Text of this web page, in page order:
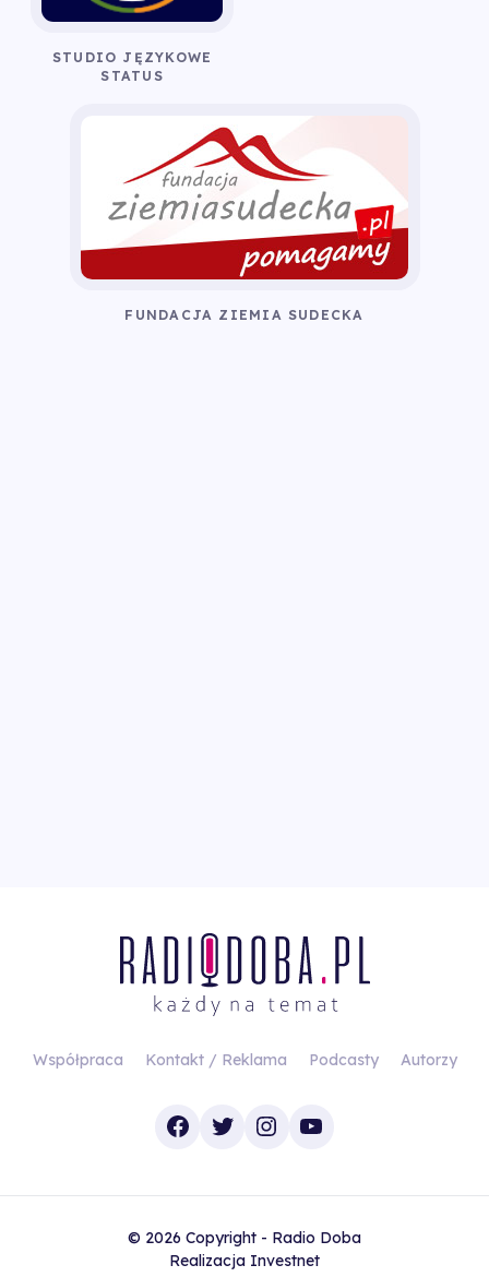
STUDIO JĘZYKOWE
STATUS
FUNDACJA ZIEMIA SUDECKA
Współpraca Kontakt / Reklama Podcasty Autorzy
Facebook
TwitterInstagram
YouTube
© 2026 Copyright - Radio Doba
Realizacja Investnet